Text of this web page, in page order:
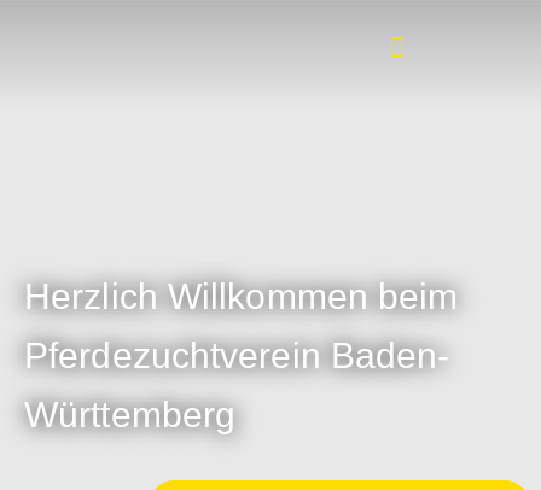
Herzlich Willkommen beim
Pferdezuchtverein Baden-
Württemberg